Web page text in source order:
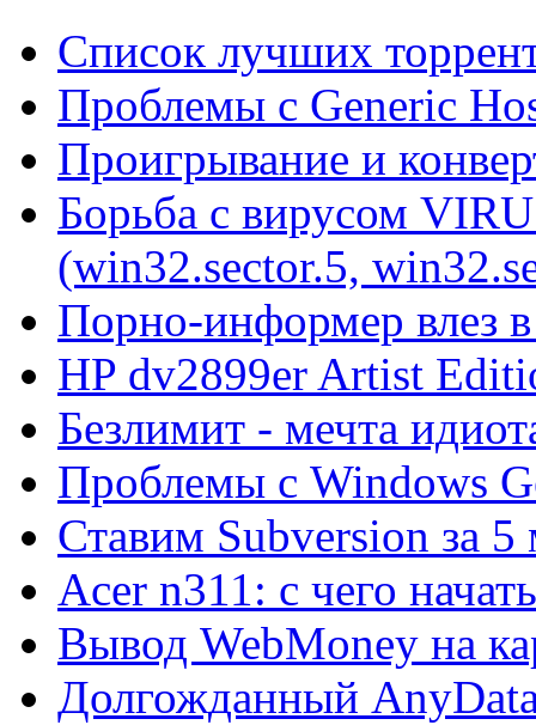
Список лучших
Проблемы с Generic
Проигрывание и
Борьба с вирусом
(win32.sector.5,
Порно-информер влез
HP dv2899er Artist
Безлимит - мечта
Проблемы с Windows
Ставим Subversion за 5
Acer n311: с чего начать
Вывод WebMoney на
Долгожданный